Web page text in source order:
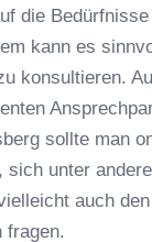
die
kann es
konsultieren.
sollte man
sich unter
auch
fragen.